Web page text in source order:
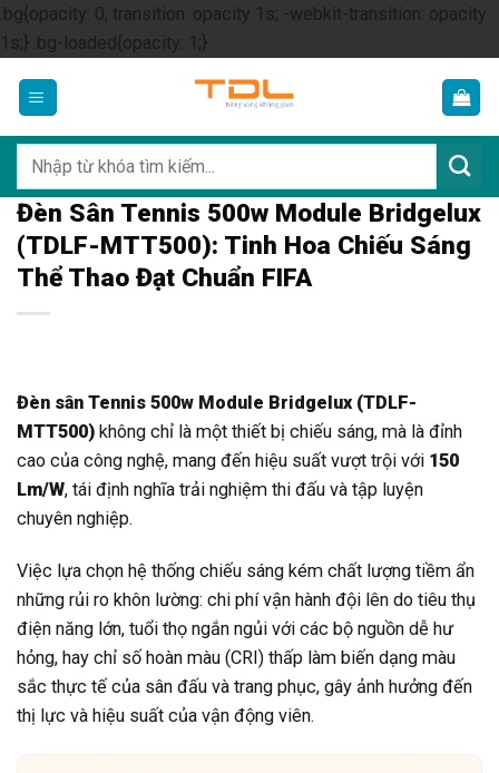
.bg{opacity: 0; transition: opacity 1s; -webkit-transition: opacity
1s;} .bg-loaded{opacity: 1;}Skip
content
kiếm:
Đèn Sân Tennis 500w Module Bridgelux
(TDLF-MTT500): Tinh Hoa Chiếu Sáng
Thể Thao Đạt Chuẩn FIFA
Đèn sân Tennis 500w Module Bridgelux (TDLF-
MTT500) không chỉ là một thiết bị chiếu sáng, mà là đỉnh
cao của công nghệ, mang đến hiệu suất vượt trội với 150
Lm/W, tái định nghĩa trải nghiệm thi đấu và tập luyện
chuyên nghiệp.
Việc lựa chọn hệ thống chiếu sáng kém chất lượng tiềm ẩn
những rủi ro khôn lường: chi phí vận hành đội lên do tiêu thụ
điện năng lớn, tuổi thọ ngắn ngủi với các bộ nguồn dễ hư
hỏng, hay chỉ số hoàn màu (CRI) thấp làm biến dạng màu
sắc thực tế của sân đấu và trang phục, gây ảnh hưởng đến
thị lực và hiệu suất của vận động viên.